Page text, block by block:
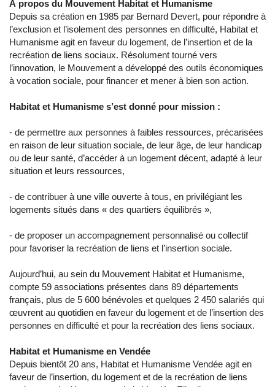
À propos du Mouvement Habitat et Humanisme
Depuis sa création en 1985 par Bernard Devert, pour répondre à
l’exclusion et l’isolement des personnes en difficulté, Habitat et
Humanisme agit en faveur du logement, de l’insertion et de la
recréation de liens sociaux. Résolument tourné vers
l’innovation, le Mouvement a développé des outils économiques
à vocation sociale, pour financer et mener à bien son action.
Habitat et Humanisme s’est donné pour mission :
- de permettre aux personnes à faibles ressources, précarisées
en raison de leur situation sociale, de leur âge, de leur handicap
ou de leur santé, d’accéder à un logement décent, adapté à leur
situation et leurs ressources,
- de contribuer à une ville ouverte à tous, en privilégiant les
logements situés dans « des quartiers équilibrés »,
- de proposer un accompagnement personnalisé ou collectif
pour favoriser la recréation de liens et l’insertion sociale.
Aujourd’hui, au sein du Mouvement Habitat et Humanisme,
compte 59 associations présentes dans 89 départements
français, plus de 5 600 bénévoles et quelques 2 450 salariés qui
œuvrent au quotidien en faveur du logement et de l’insertion des
personnes en difficulté et pour la recréation des liens sociaux.
Habitat et Humanisme en Vendée
Depuis bientôt 20 ans, Habitat et Humanisme Vendée agit en
faveur de l’insertion, du logement et de la recréation de liens